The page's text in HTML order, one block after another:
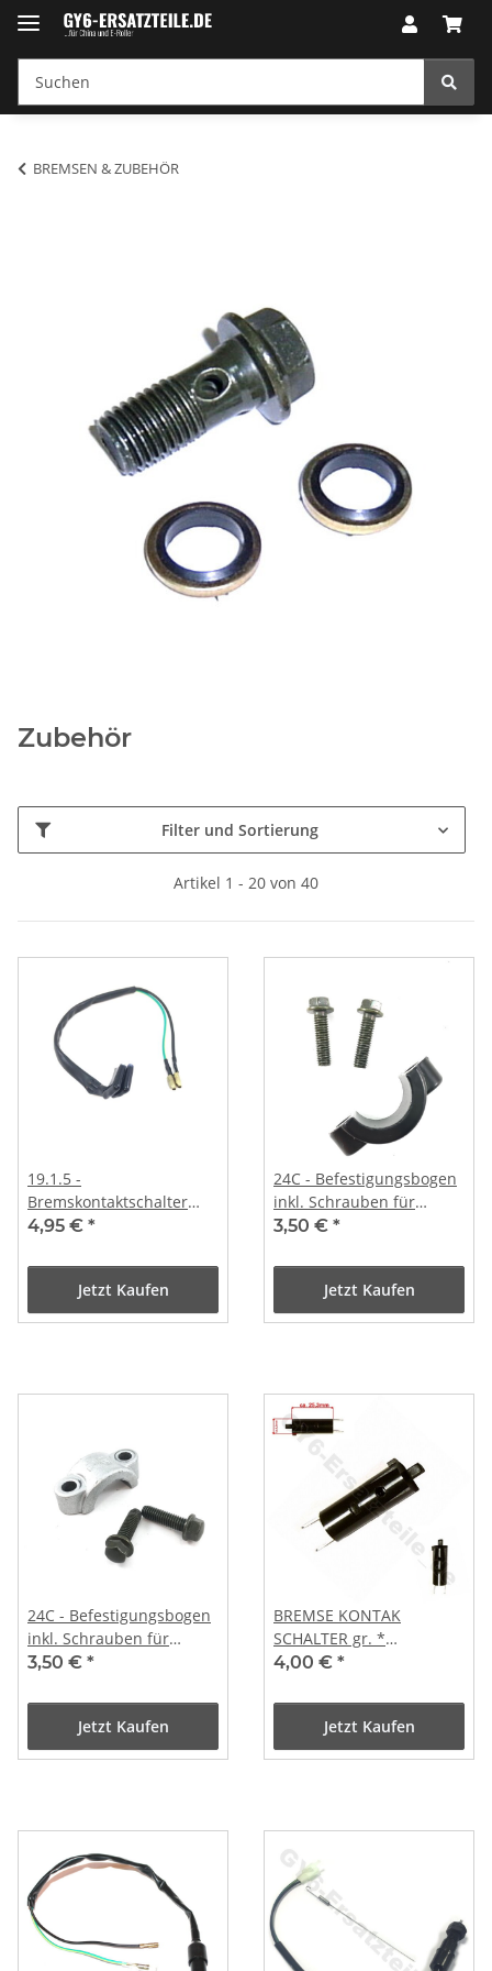
BREMSEN & ZUBEHÖR
Zubehör
Filter und Sortierung
Artikel 1 - 20 von 40
19.1.5 -
Bremskontaktschalter
Kabel / 2K
4,95 € *
Jetzt Kaufen
24C - Befestigungsbogen
inkl. Schrauben für
Hauptbremszylinder
3,50 € *
Jetzt Kaufen
24C - Befestigungsbogen
inkl. Schrauben für
Hauptbremszylinder
3,50 € *
Jetzt Kaufen
BREMSE KONTAK
SCHALTER gr. *
CHINAROLLER BAOTIAN
YIYING JMSTAR
4,00 € *
Jetzt Kaufen